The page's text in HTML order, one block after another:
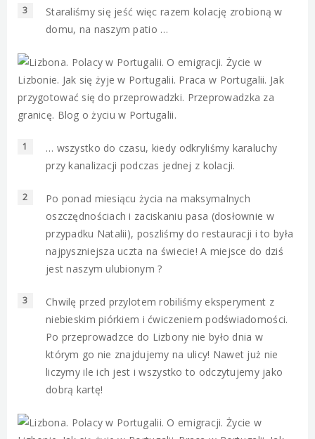
Staraliśmy się jeść więc razem kolację zrobioną w
domu, na naszym patio …
… wszystko do czasu, kiedy odkryliśmy karaluchy
przy kanalizacji podczas jednej z kolacji.
Po ponad miesiącu życia na maksymalnych
oszczędnościach i zaciskaniu pasa (dosłownie w
przypadku Natalii), poszliśmy do restauracji i to była
najpyszniejsza uczta na świecie! A miejsce do dziś
jest naszym ulubionym ?
Chwilę przed przylotem robiliśmy eksperyment z
niebieskim piórkiem i ćwiczeniem podświadomości.
Po przeprowadzce do Lizbony nie było dnia w
którym go nie znajdujemy na ulicy! Nawet już nie
liczymy ile ich jest i wszystko to odczytujemy jako
dobrą kartę!